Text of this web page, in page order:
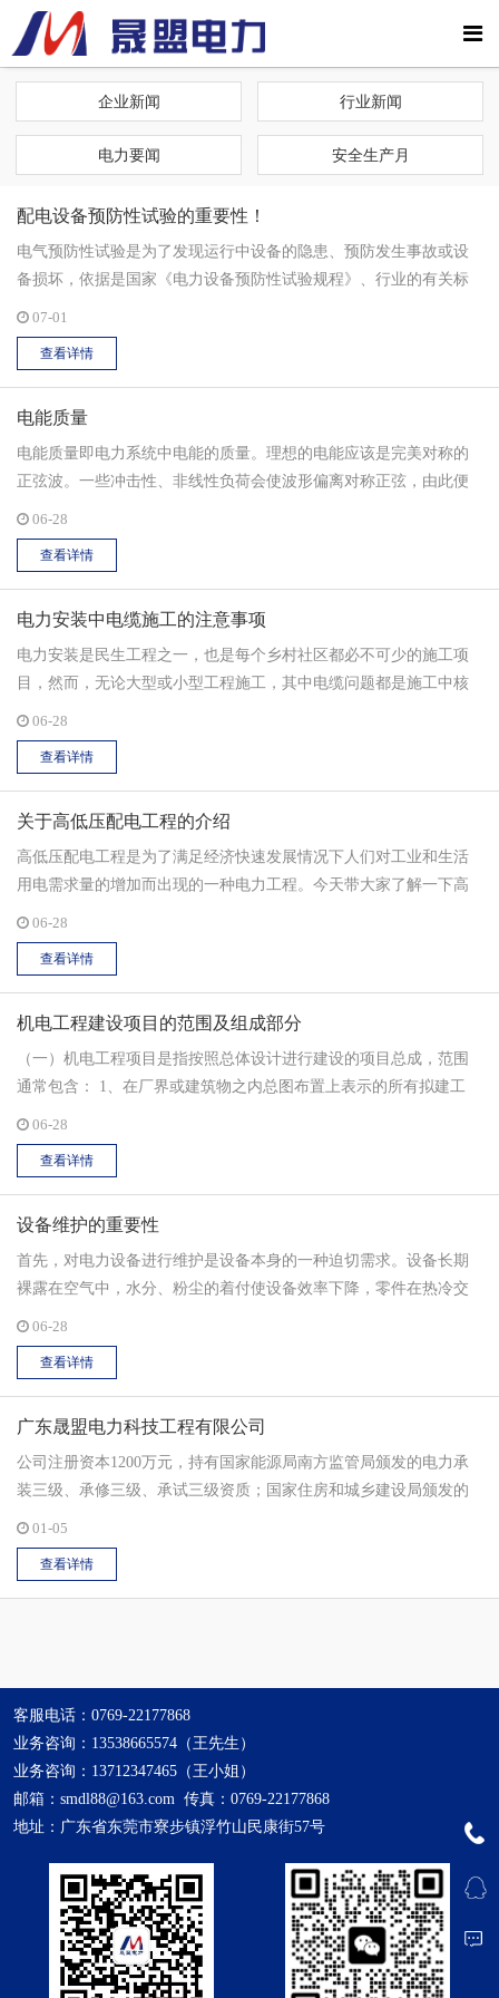
企业新闻 行业新闻
电力要闻 安全生产月
配电设备预防性试验的重要性！
电气预防性试验是为了发现运行中设备的隐患、预防发生事故或设
备损坏，依据是国家《电力设备预防性试验规程》、行业的有关标
准、规范及设计资料对设备进行的检查、试验或监测的试验。 预防
性试验是电力设备运行和维护工作中一个重要环节，是保证电气设
备安全运行的有效手段之一。...
07-01
查看详情
电能质量
电能质量即电力系统中电能的质量。理想的电能应该是完美对称的
正弦波。一些冲击性、非线性负荷会使波形偏离对称正弦，由此便
产生了电能质量问题。而电能质量的良好对电气设备的安全起着至
关重要的作用。...
06-28
查看详情
电力安装中电缆施工的注意事项
电力安装是民生工程之一，也是每个乡村社区都必不可少的施工项
目，然而，无论大型或小型工程施工，其中电缆问题都是施工中核
心的问题，而且电缆工程直接涉及到人身安全问题，必须引起高度
重视。 那么，电缆施工中有哪些注意事项呢？...
06-28
查看详情
关于高低压配电工程的介绍
高低压配电工程是为了满足经济快速发展情况下人们对工业和生活
用电需求量的增加而出现的一种电力工程。今天带大家了解一下高
低压配电工程的详细介绍。高低压配电柜是指将电路中的高电压转
化为低电压，再输送到各个用电单元中的一种设备。电力公司通过
运用高低压配电工程解决电力安装和使用过程中的一些安全隐患问
题。由于高低压配电工程设备在电力工程中承担着非常重要的角
色，所以人们在日常使用中一定要用心保养和维护，才能有效保障
日常正常供电。...
06-28
查看详情
机电工程建设项目的范围及组成部分
（一）机电工程项目是指按照总体设计进行建设的项目总成，范围
通常包含： 1、在厂界或建筑物之内总图布置上表示的所有拟建工
程。 2、与厂界或建筑物与各协作点相连的所有相关工程。 3、与生
产或运营相配套的生活区内的一切工程。...
06-28
查看详情
设备维护的重要性
首先，对电力设备进行维护是设备本身的一种迫切需求。设备长期
裸露在空气中，水分、粉尘的着付使设备效率下降，零件在热冷交
替中易松动，还有设备老化等问题都将影响系统运行的安全性。...
06-28
查看详情
广东晟盟电力科技工程有限公司
公司注册资本1200万元，持有国家能源局南方监管局颁发的电力承
装三级、承修三级、承试三级资质；国家住房和城乡建设局颁发的
建筑业企业资质证书和安全生产许可证；并通过了ISO9001:2016质
量管理体系认证、ISO4001:2016 环境管理体系认证、ISO45001:2020
职业健康安全管理体系认证。...
01-05
查看详情
客服电话：0769-22177868
业务咨询：13538665574（王先生）
业务咨询：13712347465（王小姐）
邮箱：smdl88@163.com 传真：0769-22177868
地址：广东省东莞市寮步镇浮竹山民康街57号